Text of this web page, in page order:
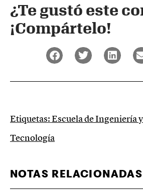
¿Te gustó este
¡Compártelo!
Etiquetas:Escuela de Ingeniería
Tecnología
NOTAS RELACIONADAS